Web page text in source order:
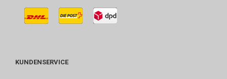
KUNDENSERVICE